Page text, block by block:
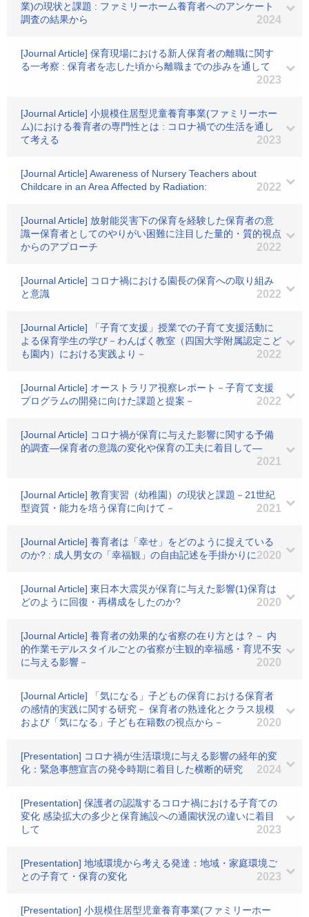
業)の現状と課題 : ファミリーホーム養育者へのアンケート
調査の結果から
2024
[Journal Article] 保育現場における新人保育者の離職に関す
る一考察 : 保育者を志した頃から離職までの歩みを通して
2023
[Journal Article] 小規模住居型児童養育事業(ファミリーホー
ム)における養育者の専門性とは : コロナ禍での生活を通し
て考える
2023
[Journal Article] Awareness of Nursery Teachers about
Childcare in an Area Affected by Radiation:
2022
[Journal Article] 放射能災害下の保育を経験した保育者の意
識ー保育者としてのやりがい困難に注目した量的・質的視点
からのアプローチ
2022
[Journal Article] コロナ禍における園長の保育への取り組み
と意識
2022
[Journal Article] 「子育て支援」授業での子育て支援活動に
よる保育学生の学び－わんぱく教室（四国大学附属認定こど
も園内）における実践より－
2022
[Journal Article] オーストラリア視察レポート－子育て支援
プログラムの開発に向けた課題と提案－
2022
[Journal Article] コロナ禍が保育に与えた影響に関する予備
的調査―保育者の意識の変化や保育の工夫に着目して―
2021
[Journal Article] 教育実習（幼稚園）の現状と課題－21世紀
型資質・能力を培う保育に向けて－
2021
[Journal Article] 養育者は「幸せ」をどのように捉えている
のか? : 成人男女の「幸福観」の自由記述を手掛かりに2020
[Journal Article] 東日本大震災が保育に与えた影響(1)保育は
どのように回復・再構成をしたのか?
2020
[Journal Article] 養育者の効果的な省察の在り方とは？－ 内
的作業モデルスタイルごとの省察が主観的幸福感・育児不安
に与える影響－
2020
[Journal Article] 「気になる」子どもの保育における保育者
の感情的実践に関する研究－ 保育者の熟達化とクラス規模
および「気になる」子ども在籍数の視点から－
2020
[Presentation] コロナ禍が生活環境に与える影響の経年的変
化：緊急事態宣言の発令時期に着目した横断的研究
2024
[Presentation] 保護者の認識するコロナ禍における子育ての
変化 感染拡大の多少と保育施設への通園状況の違いに着目
して
2023
[Presentation] 地域環境から考える発達：地域・家庭環境ご
との子育て・保育の変化
2023
[Presentation] 小規模住居型児童養育事業(ファミリーホー